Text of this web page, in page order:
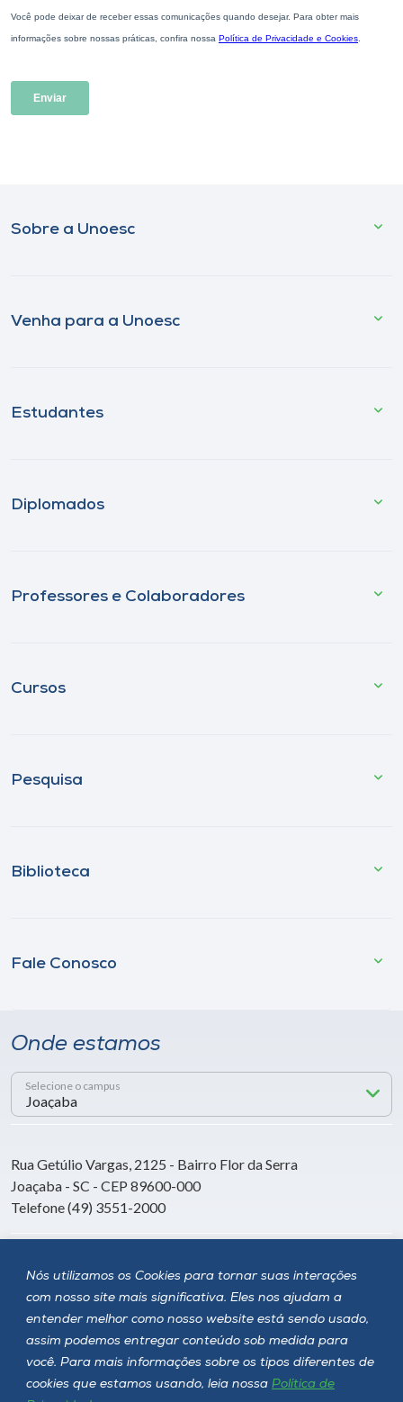
Nós utilizamos os Cookies para tornar suas interações
com nosso site mais significativa. Eles nos ajudam a
entender melhor como nosso website está sendo usado,
assim podemos entregar conteúdo sob medida para
você. Para mais informações sobre os tipos diferentes de
cookies que estamos usando, leia nossa Política de
Sobre a Unoesc
Venha para a Unoesc
Estudantes
Diplomados
Professores e Colaboradores
Cursos
Pesquisa
Biblioteca
Fale Conosco
Onde estamos
Selecione o campus
Rua Getúlio Vargas, 2125 - Bairro Flor da Serra
Joaçaba - SC - CEP 89600-000
Telefone (49) 3551-2000
Siga a Unoesc